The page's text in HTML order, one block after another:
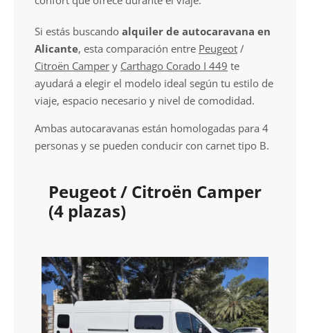
Si estás buscando alquiler de autocaravana en
Alicante, esta comparación entre Peugeot /
Citroën Camper y Carthago Corado I 449 te
ayudará a elegir el modelo ideal según tu estilo de
viaje, espacio necesario y nivel de comodidad.
Ambas autocaravanas están homologadas para 4
personas y se pueden conducir con carnet tipo B.
Peugeot / Citroën Camper
(4 plazas)